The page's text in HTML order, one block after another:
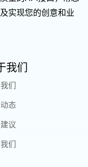
实现您的创意和业
我们
们
态
议
们